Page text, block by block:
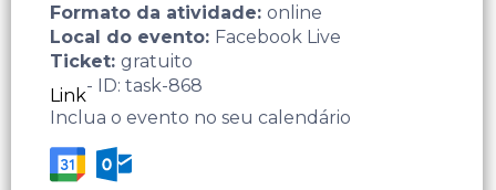
Formato da atividade: online
Local do evento: Facebook Live
Ticket: gratuito
Link- ID: task-868
Inclua o evento no seu calendário